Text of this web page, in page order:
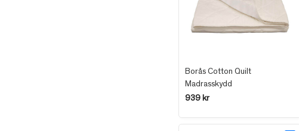
Borås Cotton Quilt
Madrasskydd
939 kr